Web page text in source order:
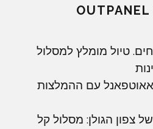
טיול מומלץ למסלול
אאוטפאנל עם ההמלצות
צפון הגולן: מסלול קל